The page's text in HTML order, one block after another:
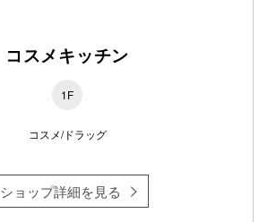
コスメキッチン
1F
コスメ/ドラッグ
ショップ詳細を見る